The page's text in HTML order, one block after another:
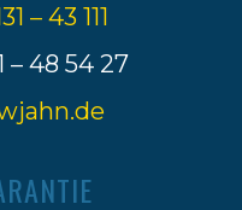
– 43 111
– 48 54 27